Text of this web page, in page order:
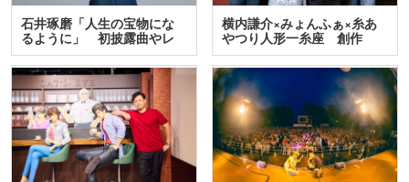
石井琢磨「人生の宝物にな
るように」 初披露曲やレ
ア…
横内謙介×みょんふぁ×糸あ
やつり人形一糸座 創作
人…